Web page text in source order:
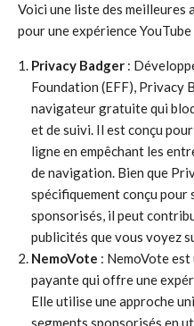
Voici une liste des
pour une expérience
Privacy Badger :
Foundation (EFF), Privacy
navigateur gratuite qui
et de suivi. Il est conçu
ligne en empêchant les
de navigation. Bien que
spécifiquement conçu pour
sponsorisés, il peut
publicités que vous voyez
NemoVote : NemoVote
payante qui offre une
Elle utilise une approche
segments sponsorisés en